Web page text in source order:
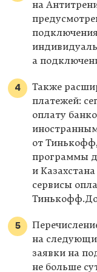
на
а
Также
платежей:
оплату
от
программы
и
сервисы
на
заявки на
не больше